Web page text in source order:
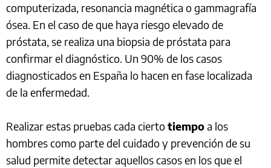
computerizada, resonancia magnética o gammagrafía
ósea. En el caso de que haya riesgo elevado de
próstata, se realiza una biopsia de próstata para
confirmar el diagnóstico. Un 90% de los casos
diagnosticados en España lo hacen en fase localizada
de la enfermedad.
Realizar estas pruebas cada ciertotiempoa los
hombres como parte del cuidado y prevención de su
salud permite detectar aquellos casos en los que el